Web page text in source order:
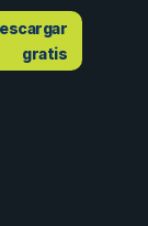
gratis